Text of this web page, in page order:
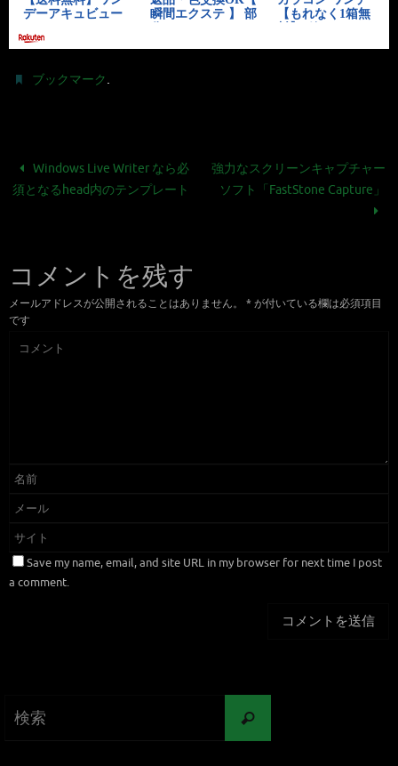
ブックマーク.
Windows Live Writer なら必
須となるhead内のテンプレート
強力なスクリーンキャプチャー
ソフト「FastStone Capture」
コメントを残す
メールアドレスが公開されることはありません。 * が付いている欄は必須項目
です
Save my name, email, and site URL in my browser for next time I post
a comment.